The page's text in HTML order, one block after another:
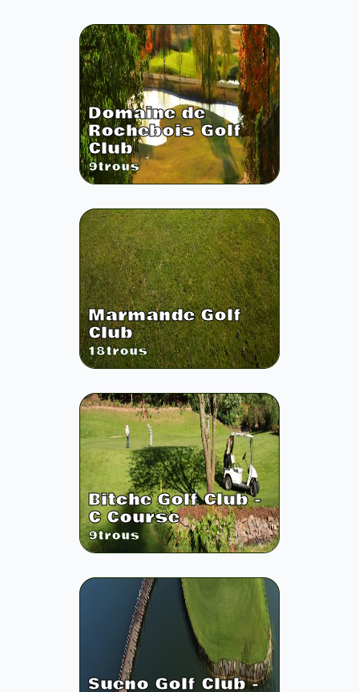
Domaine de
Rochebois Golf
Club
9trous
Marmande Golf
Club
18trous
Bitche Golf Club -
C Course
9trous
Sueno Golf Club -